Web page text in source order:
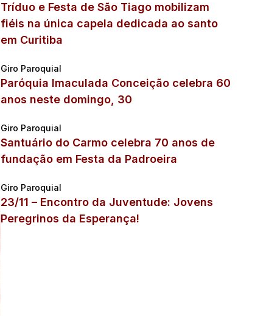
Tríduo e Festa de São Tiago mobilizam
fiéis na única capela dedicada ao santo
em Curitiba
Giro Paroquial
Paróquia Imaculada Conceição celebra 60
anos neste domingo, 30
Giro Paroquial
Santuário do Carmo celebra 70 anos de
fundação em Festa da Padroeira
Giro Paroquial
23/11 – Encontro da Juventude: Jovens
Peregrinos da Esperança!